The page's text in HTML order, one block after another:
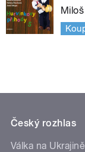
Český rozhlas
Válka na Ukrajině